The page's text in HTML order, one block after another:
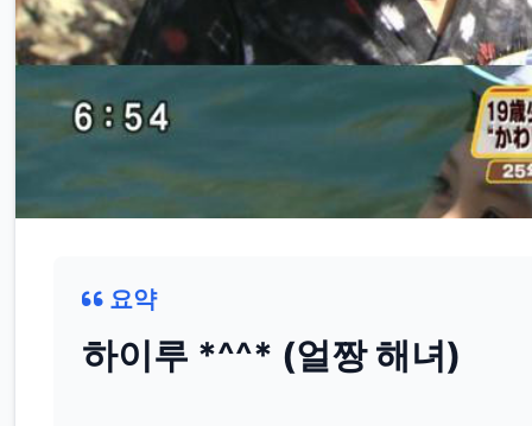
요약
하이루 *^^* (얼짱 해녀)